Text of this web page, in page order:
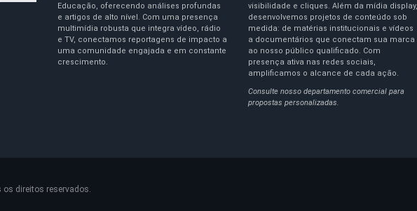
Educação, oferecendo análises profundas
e artigos de alto nível. Com uma presença
multimídia robusta que integra vídeo, rádio
e TV, conectamos reportagens de impacto a
uma comunidade engajada e em constante
crescimento.
visibilidade e cliques. Além da mídia display,
desenvolvemos projetos de conteúdo sob
medida: de matérias institucionais e vídeos
a documentários que conectam sua marca
ao nosso público qualificado. Com
presença ativa nas redes sociais,
amplificamos o alcance de cada ação.
Consulte nosso departamento comercial para
propostas personalizadas.
direitos reservados.